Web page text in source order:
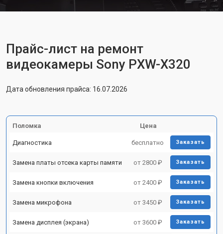
Прайс-лист на ремонт
видеокамеры Sony PXW-X320
Дата обновления прайса: 16.07.2026
Поломка Цена
Диагностика бесплатно Заказать
Замена платы отсека карты памяти от 2800 ₽ Заказать
Замена кнопки включения от 2400 ₽ Заказать
Замена микрофона от 3450 ₽ Заказать
Замена дисплея (экрана) от 3600 ₽ Заказать